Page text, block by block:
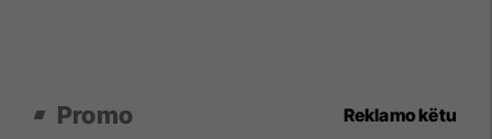
Promo Reklamo këtu